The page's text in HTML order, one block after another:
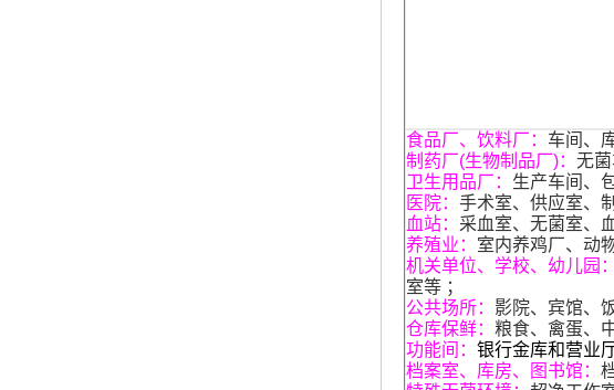
食品厂、饮料厂： 车间、
制药厂(生物制品厂)： 无
卫生用品厂： 生产车间、
医院： 手术室、供应室、
血站： 采血室、无菌室、
养殖业： 室内养鸡厂、动
机关单位、学校、幼儿园：
室等 ；
公共场所： 影院、宾馆、
仓库保鲜： 粮食、禽蛋、
功能间： 银行金库和营业
档案室、库房、
图书馆 ：